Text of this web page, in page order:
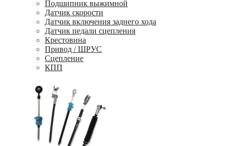
Подшипник выжимной
Датчик скорости
Датчик включения заднего хода
Датчик педали сцепления
Крестовина
Привод / ШРУС
Сцепление
КПП